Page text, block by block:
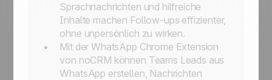
Sprachnachrichten und hilfreiche
Inhalte machen Follow-ups effizienter,
ohne unpersönlich zu wirken.
Mit der WhatsApp Chrome Extension
von noCRM können Teams Leads aus
WhatsApp erstellen, Nachrichten